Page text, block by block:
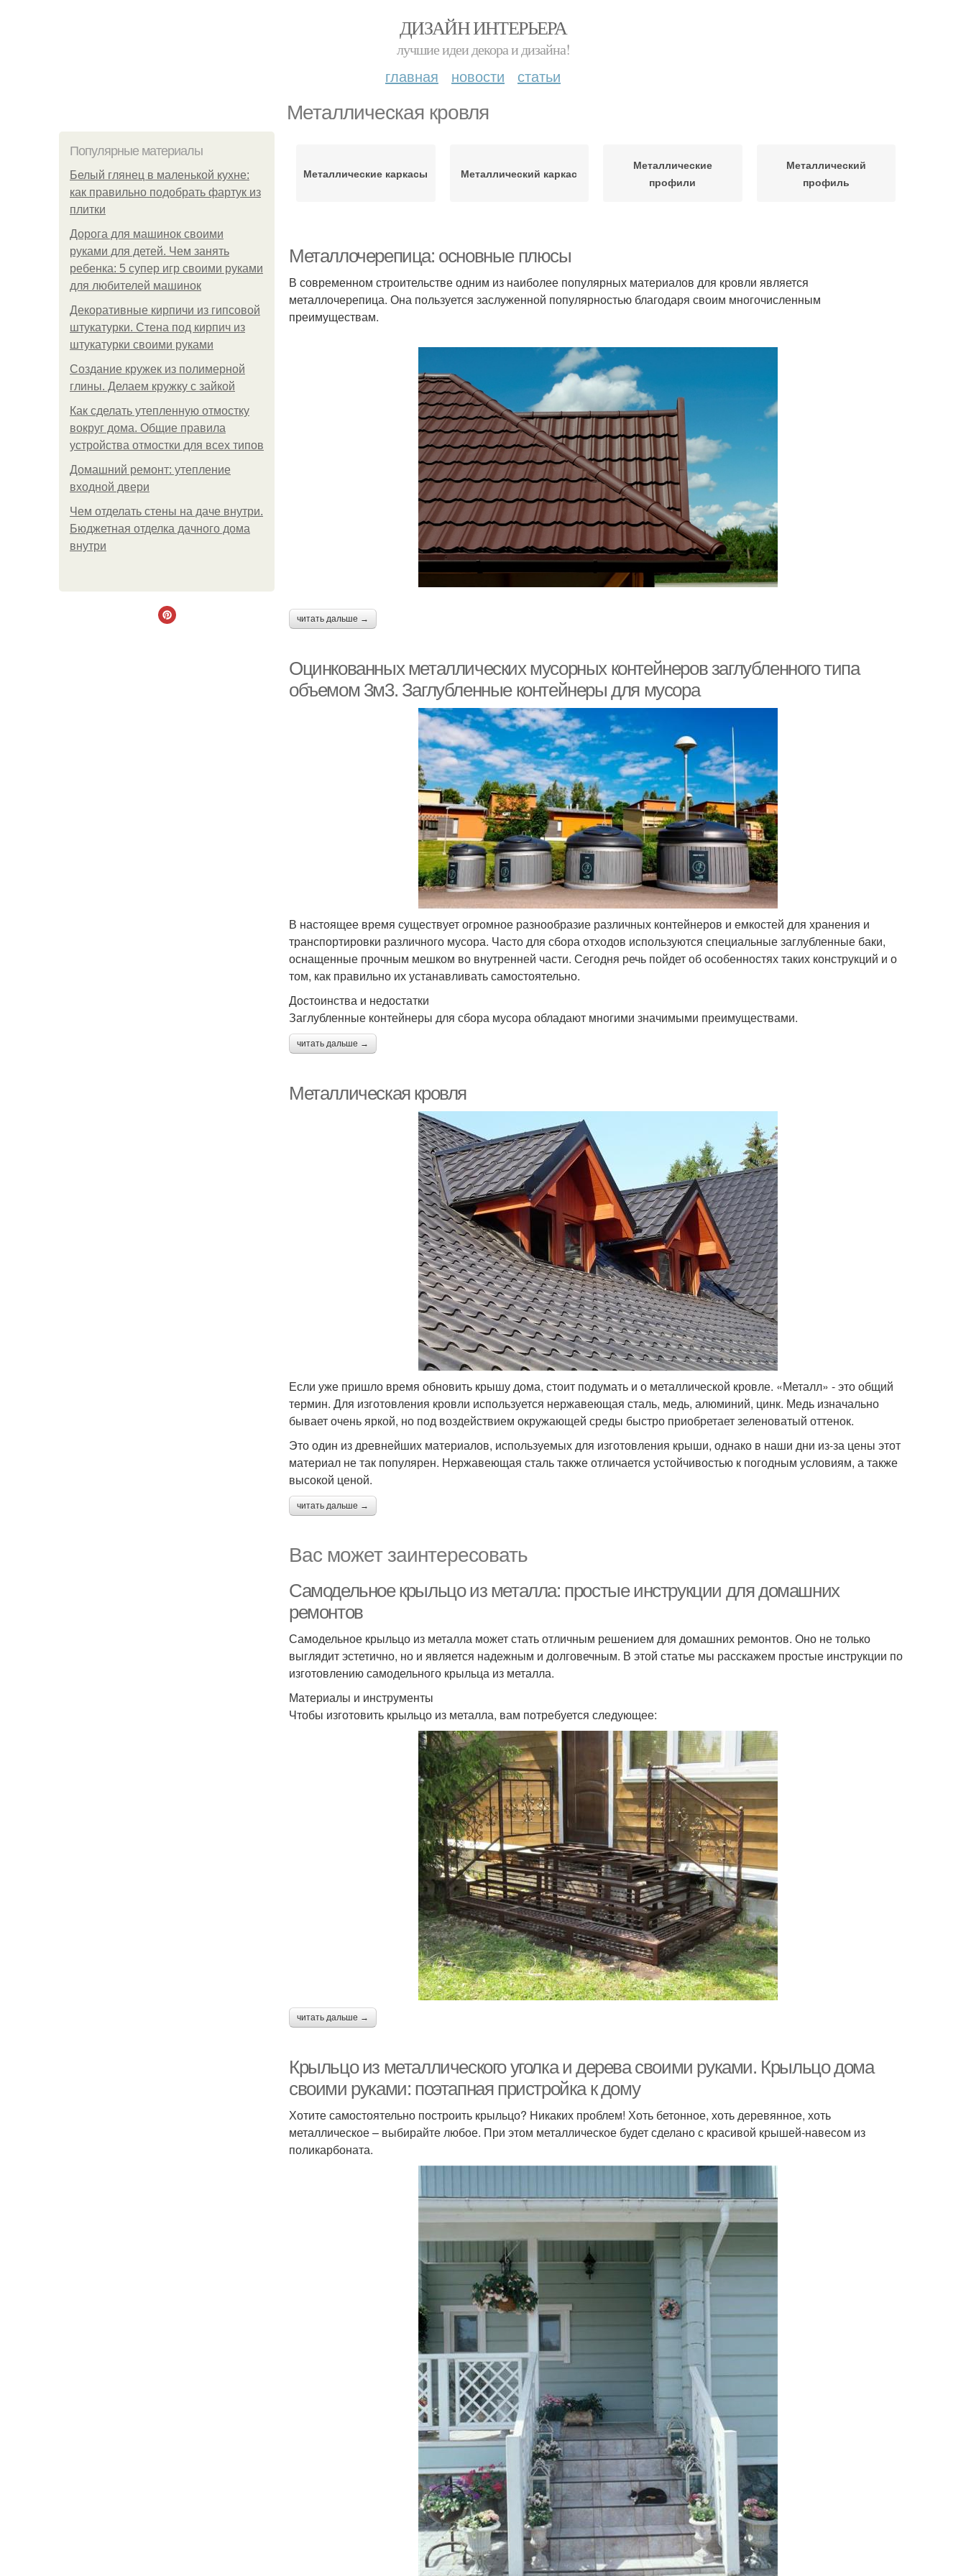
ДИЗАЙН ИНТЕРЬЕРА
лучшие идеи декора и дизайна!
главная новости статьи
Металлическая кровля
Популярные материалы
Белый глянец в маленькой кухне:
как правильно подобрать фартук из
плитки
Дорога для машинок своими
руками для детей. Чем занять
ребенка: 5 супер игр своими руками
для любителей машинок
Декоративные кирпичи из гипсовой
штукатурки. Стена под кирпич из
штукатурки своими руками
Создание кружек из полимерной
глины. Делаем кружку с зайкой
Как сделать утепленную отмостку
вокруг дома. Общие правила
устройства отмостки для всех типов
Домашний ремонт: утепление
входной двери
Чем отделать стены на даче внутри.
Бюджетная отделка дачного дома
внутри
Металлические каркасы Металлический каркас
Металлические
профили
Металлический
профиль
Металлочерепица: основные плюсы
В современном строительстве одним из наиболее популярных материалов для кровли является
металлочерепица. Она пользуется заслуженной популярностью благодаря своим многочисленным
преимуществам.
читать дальше →
Оцинкованных металлических мусорных контейнеров заглубленного типа
объемом 3м3. Заглубленные контейнеры для мусора
В настоящее время существует огромное разнообразие различных контейнеров и емкостей для хранения и
транспортировки различного мусора. Часто для сбора отходов используются специальные заглубленные баки,
оснащенные прочным мешком во внутренней части. Сегодня речь пойдет об особенностях таких конструкций и о
том, как правильно их устанавливать самостоятельно.
Достоинства и недостатки
Заглубленные контейнеры для сбора мусора обладают многими значимыми преимуществами.
читать дальше →
Металлическая кровля
Если уже пришло время обновить крышу дома, стоит подумать и о металлической кровле. «Металл» - это общий
термин. Для изготовления кровли используется нержавеющая сталь, медь, алюминий, цинк. Медь изначально
бывает очень яркой, но под воздействием окружающей среды быстро приобретает зеленоватый оттенок.
Это один из древнейших материалов, используемых для изготовления крыши, однако в наши дни из-за цены этот
материал не так популярен. Нержавеющая сталь также отличается устойчивостью к погодным условиям, а также
высокой ценой.
читать дальше →
Вас может заинтересовать
Самодельное крыльцо из металла: простые инструкции для домашних
ремонтов
Самодельное крыльцо из металла может стать отличным решением для домашних ремонтов. Оно не только
выглядит эстетично, но и является надежным и долговечным. В этой статье мы расскажем простые инструкции по
изготовлению самодельного крыльца из металла.
Материалы и инструменты
Чтобы изготовить крыльцо из металла, вам потребуется следующее:
читать дальше →
Крыльцо из металлического уголка и дерева своими руками. Крыльцо дома
своими руками: поэтапная пристройка к дому
Хотите самостоятельно построить крыльцо? Никаких проблем! Хоть бетонное, хоть деревянное, хоть
металлическое – выбирайте любое. При этом металлическое будет сделано с красивой крышей-навесом из
поликарбоната.